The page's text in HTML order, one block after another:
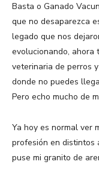
Basta o Ganado
que no desaparezca
legado que nos
evolucionando, ahora
veterinaria de perros
donde no puedes
Pero echo mucho de
Ya hoy es normal ver
profesión en distintos
puse mi granito de